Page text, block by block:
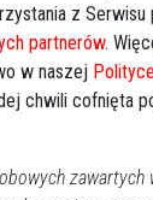
Wspominała
-
Bo Lubię
pamięci…"
z
partnerów.
w naszej
chwili cofnięta